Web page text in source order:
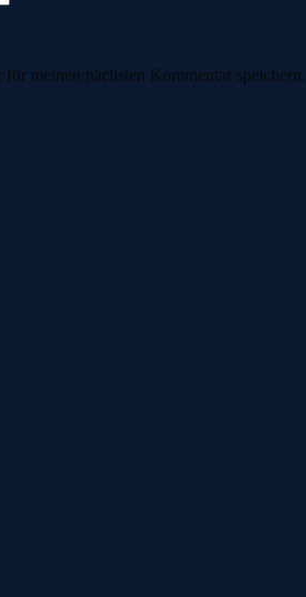
meinen nächsten Kommentar speichern.